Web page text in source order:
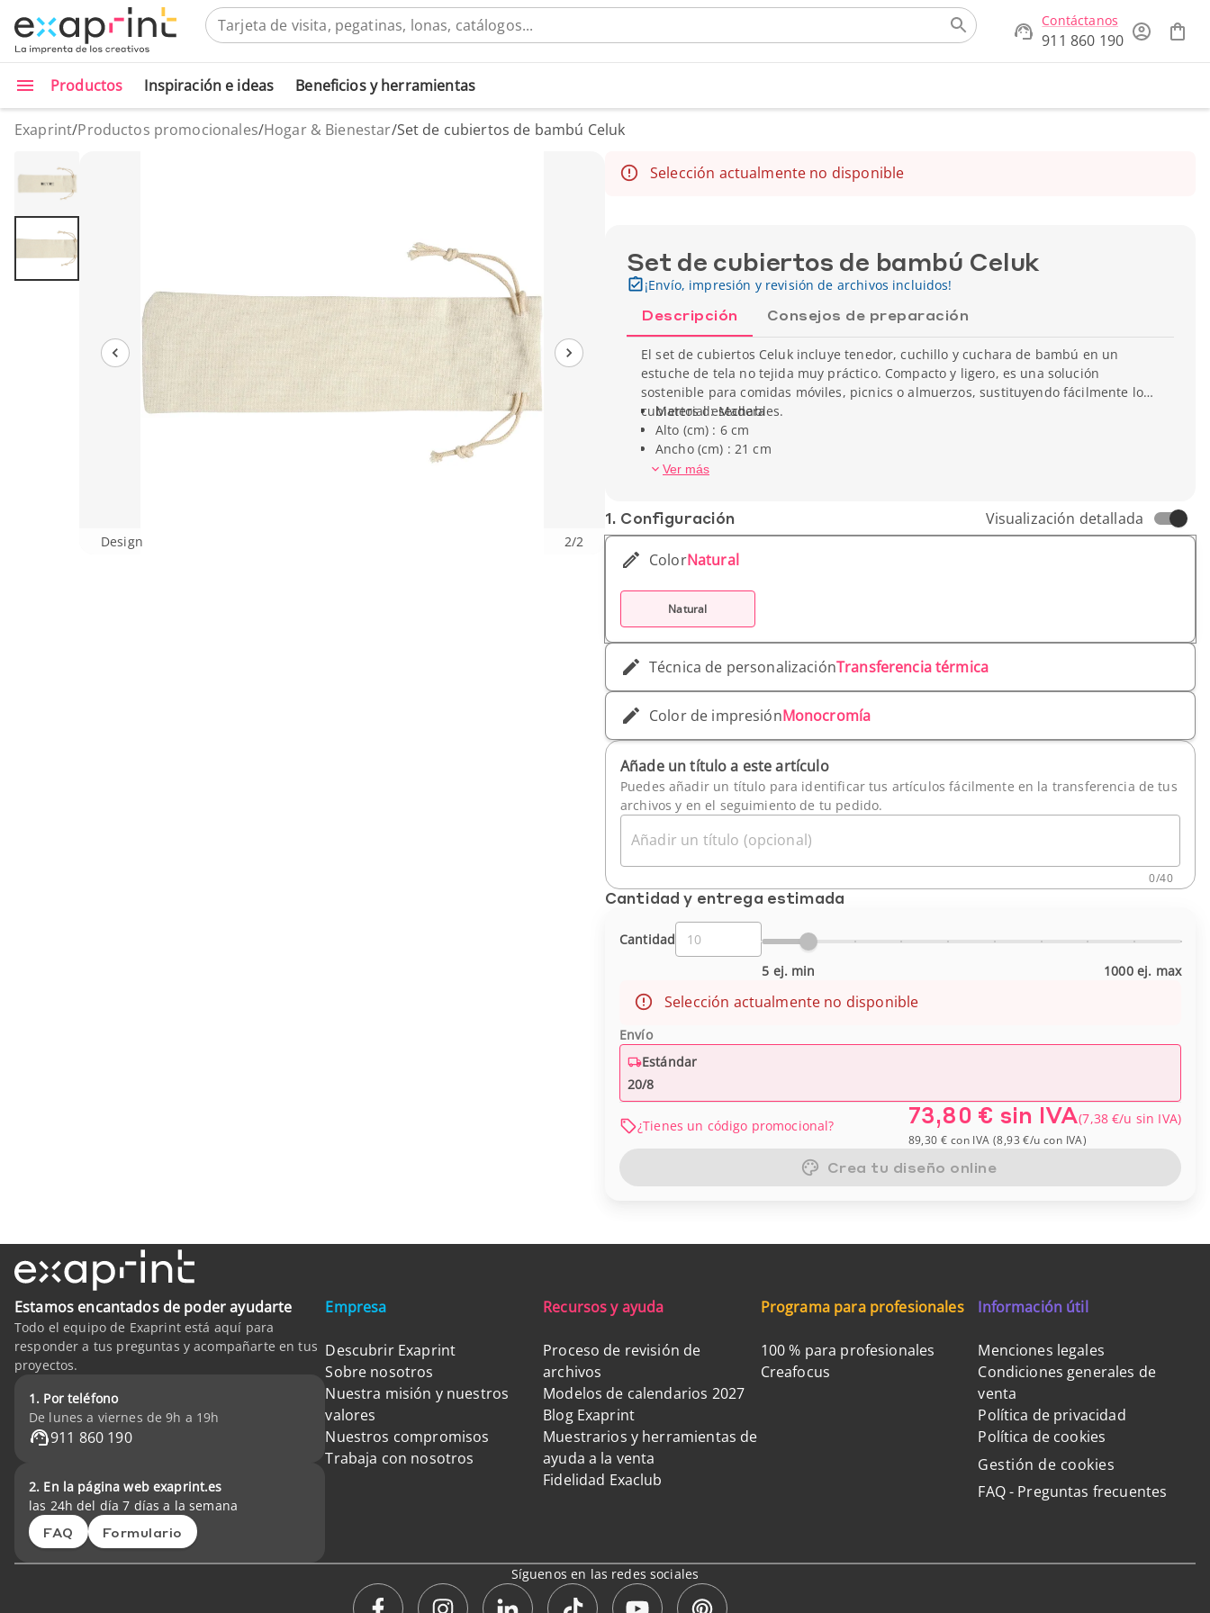
Contáctanos
911 860 190
Productos Inspiración e ideas Beneficios y herramientas
Exaprint/Productos promocionales/Hogar & Bienestar/Set de cubiertos de bambú Celuk
Design 2/2
Selección actualmente no disponible
Set de cubiertos de bambú Celuk
¡Envío, impresión y revisión de archivos incluidos!
Descripción Consejos de preparación
El set de cubiertos Celuk incluye tenedor, cuchillo y cuchara de bambú en un
estuche de tela no tejida muy práctico. Compacto y ligero, es una solución
sostenible para comidas móviles, picnics o almuerzos, sustituyendo fácilmente los
cubiertos desechables.
Material : Madera
Alto (cm) : 6 cm
Ancho (cm) : 21 cm
Peso unitario : 27 g
Ver más
1. Conf­iguración Visualización detallada
ColorNatural
Natural
Técnica de personalizaciónTransferencia térmica
Color de impresiónMonocromía
Añade un título a este artículo
Puedes añadir un título para identificar tus artículos fácilmente en la transferencia de tus
archivos y en el seguimiento de tu pedido.
Añadir un título (opcional)
0/40
Cantidad y entrega estimada
Cantidad
5 ej. min
1000 ej. max
Selección actualmente no disponible
Envío
Estándar
20/8
¿Tienes un código promocional? 73,80 € sin IVA(7,38 €/u sin IVA)
89,30 € con IVA (8,93 €/ucon IVA)
Crea tu diseño online
Estamos encantados de poder ayudarte
Todo el equipo de Exaprint está aquí para
responder a tus preguntas y acompañarte en tus
proyectos.
1. Por teléfono
De lunes a viernes de 9h a 19h
911 860 190
2. En la página web exaprint.es
las 24h del día 7 días a la semana
FAQ Formulario
Empresa
Descubrir Exaprint
Sobre nosotros
Nuestra misión y nuestros
valores
Nuestros compromisos
Trabaja con nosotros
Recursos y ayuda
Proceso de revisión de
archivos
Modelos de calendarios 2027
Blog Exaprint
Muestrarios y herramientas de
ayuda a la venta
Fidelidad Exaclub
Programa para profesionales
100 % para profesionales
Creafocus
Información útil
Menciones legales
Condiciones generales de
venta
Política de privacidad
Política de cookies
Gestión de cookies
FAQ - Preguntas frecuentes
Síguenos en las redes sociales